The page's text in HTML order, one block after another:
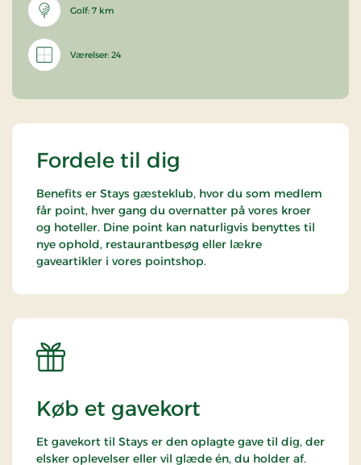
Golf: 7 km
Værelser: 24
Fordele til dig
Benefits er Stays gæsteklub, hvor du som medlem
får point, hver gang du overnatter på vores kroer
og hoteller. Dine point kan naturligvis benyttes til
nye ophold, restaurantbesøg eller lækre
gaveartikler i vores pointshop.
Køb et gavekort
Et gavekort til Stays er den oplagte gave til dig, der
elsker oplevelser eller vil glæde én, du holder af.